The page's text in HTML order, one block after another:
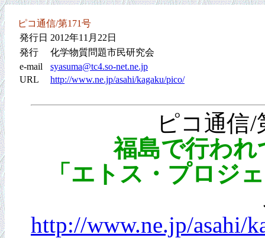
ピコ通信/第171号
発行日 2012年11月22日
発行
化学物質問題市民研究会
e-mail
syasuma@tc4.so-net.ne.jp
URL
http://www.ne.jp/asahi/kagaku/pico/
ピコ通信/
福島で行わ
「エトス・プロジ
http://www.ne.jp/asahi/